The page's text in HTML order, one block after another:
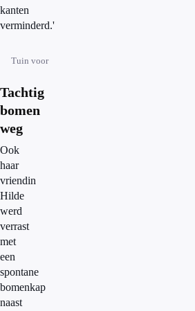
kanten
verminderd.'
Tuin voor
Tachtig
bomen
weg
Ook
haar
vriendin
Hilde
werd
verrast
met
een
spontane
bomenkap
naast